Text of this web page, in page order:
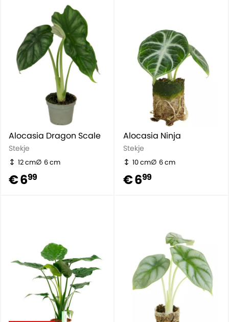
Alocasia Dragon Scale
Stekje
12 cm 6 cm
€ 699
Alocasia Ninja
Stekje
10 cm 6 cm
€ 699